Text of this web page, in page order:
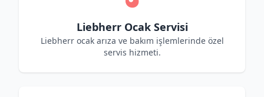
Liebherr Ocak Servisi
Liebherr ocak arıza ve bakım işlemlerinde özel
servis hizmeti.